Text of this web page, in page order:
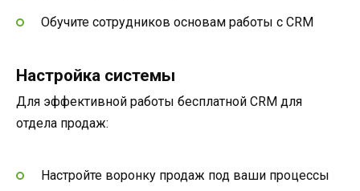
Обучите сотрудников основам работы с CRM
Настройка системы
Для эффективной работы бесплатной CRM для
отдела продаж:
Настройте воронку продаж под ваши процессы